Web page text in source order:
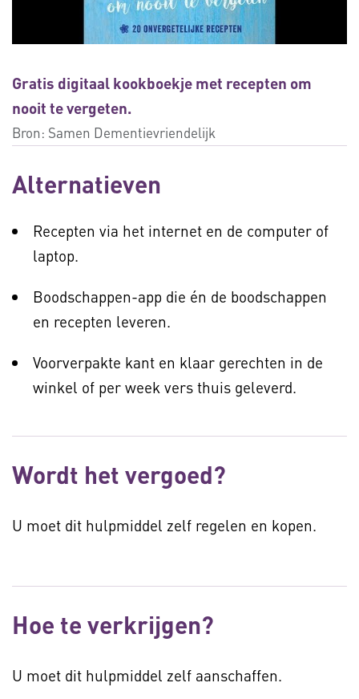
Gratis digitaal kookboekje met recepten om
nooit te vergeten.
Bron: Samen Dementievriendelijk
Alternatieven
Recepten via het internet en de computer of
laptop.
Boodschappen-app die én de boodschappen
en recepten leveren.
Voorverpakte kant en klaar gerechten in de
winkel of per week vers thuis geleverd.
Wordt het vergoed?
U moet dit hulpmiddel zelf regelen en kopen.
Hoe te verkrijgen?
U moet dit hulpmiddel zelf aanschaffen.